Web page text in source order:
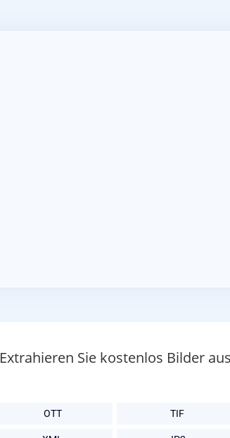
Extrahieren Sie kostenlos Bilder
OTT TIF